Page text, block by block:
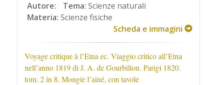
Autore: Tema: Scienze naturali
Materia: Scienze fisiche
Scheda e immagini
Voyage critique à l’Etna ec. Viaggio critico all’Etna
nell’anno 1819 di J. A. de Gourbillon. Parigi 1820.
tom. 2 in 8. Mongie l’ainé, con tavole